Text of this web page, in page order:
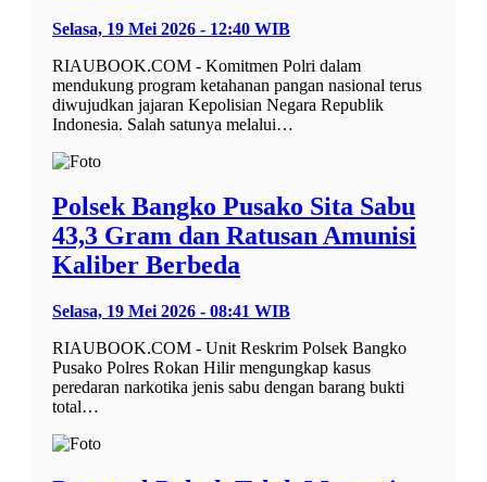
Selasa, 19 Mei 2026 - 12:40 WIB
RIAUBOOK.COM - Komitmen Polri dalam
mendukung program ketahanan pangan nasional terus
diwujudkan jajaran Kepolisian Negara Republik
Indonesia. Salah satunya melalui…
Polsek Bangko Pusako Sita Sabu
43,3 Gram dan Ratusan Amunisi
Kaliber Berbeda
Selasa, 19 Mei 2026 - 08:41 WIB
RIAUBOOK.COM - Unit Reskrim Polsek Bangko
Pusako Polres Rokan Hilir mengungkap kasus
peredaran narkotika jenis sabu dengan barang bukti
total…